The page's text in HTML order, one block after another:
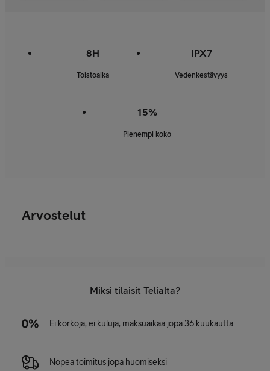
8H
Toistoaika
IPX7
Vedenkestävyys
15%
Pienempi koko
Arvostelut
Miksi tilaisit Telialta?
Ei korkoja, ei kuluja, maksuaikaa jopa 36 kuukautta
Nopea toimitus jopa huomiseksi